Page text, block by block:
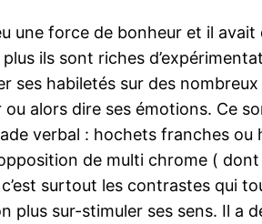
une force de bonheur et il
ils sont riches
ses habiletés sur des
ou alors dire ses émotions. Ce
verbal : hochets franches
de multi chrome (
surtout les contrastes qui
plus sur-stimuler ses sens. Il a